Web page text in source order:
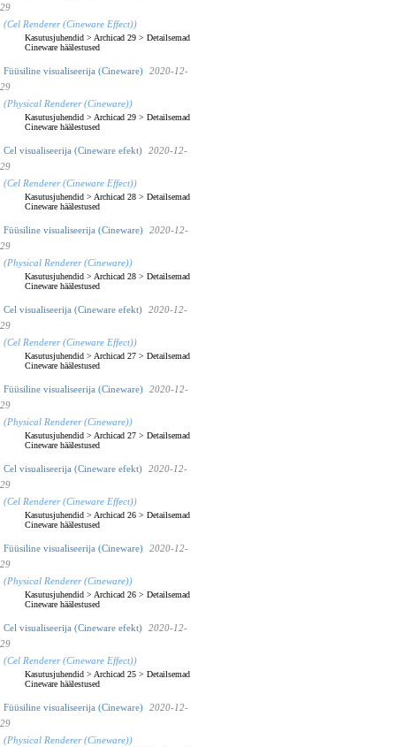
29
(Cel Renderer (Cineware Effect))
Kasutusjuhendid > Archicad 29 > Detailsemad
Cineware häälestused
Füüsiline visualiseerija (Cineware)
2020-12-
29
(Physical Renderer (Cineware))
Kasutusjuhendid > Archicad 29 > Detailsemad
Cineware häälestused
Cel visualiseerija (Cineware efekt)
2020-12-
29
(Cel Renderer (Cineware Effect))
Kasutusjuhendid > Archicad 28 > Detailsemad
Cineware häälestused
Füüsiline visualiseerija (Cineware)
2020-12-
29
(Physical Renderer (Cineware))
Kasutusjuhendid > Archicad 28 > Detailsemad
Cineware häälestused
Cel visualiseerija (Cineware efekt)
2020-12-
29
(Cel Renderer (Cineware Effect))
Kasutusjuhendid > Archicad 27 > Detailsemad
Cineware häälestused
Füüsiline visualiseerija (Cineware)
2020-12-
29
(Physical Renderer (Cineware))
Kasutusjuhendid > Archicad 27 > Detailsemad
Cineware häälestused
Cel visualiseerija (Cineware efekt)
2020-12-
29
(Cel Renderer (Cineware Effect))
Kasutusjuhendid > Archicad 26 > Detailsemad
Cineware häälestused
Füüsiline visualiseerija (Cineware)
2020-12-
29
(Physical Renderer (Cineware))
Kasutusjuhendid > Archicad 26 > Detailsemad
Cineware häälestused
Cel visualiseerija (Cineware efekt)
2020-12-
29
(Cel Renderer (Cineware Effect))
Kasutusjuhendid > Archicad 25 > Detailsemad
Cineware häälestused
Füüsiline visualiseerija (Cineware)
2020-12-
29
(Physical Renderer (Cineware))